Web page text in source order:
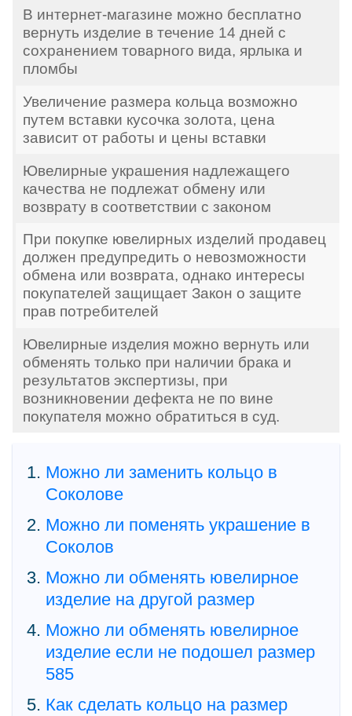
В интернет-магазине можно бесплатно
вернуть изделие в течение 14 дней с
сохранением товарного вида, ярлыка и
пломбы
Увеличение размера кольца возможно
путем вставки кусочка золота, цена
зависит от работы и цены вставки
Ювелирные украшения надлежащего
качества не подлежат обмену или
возврату в соответствии с законом
При покупке ювелирных изделий продавец
должен предупредить о невозможности
обмена или возврата, однако интересы
покупателей защищает Закон о защите
прав потребителей
Ювелирные изделия можно вернуть или
обменять только при наличии брака и
результатов экспертизы, при
возникновении дефекта не по вине
покупателя можно обратиться в суд.
Можно ли заменить кольцо в
Соколове
Можно ли поменять украшение в
Соколов
Можно ли обменять ювелирное
изделие на другой размер
Можно ли обменять ювелирное
изделие если не подошел размер
585
Как сделать кольцо на размер